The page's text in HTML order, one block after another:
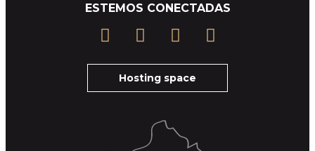
ESTEMOS CONECTADAS
Hosting space